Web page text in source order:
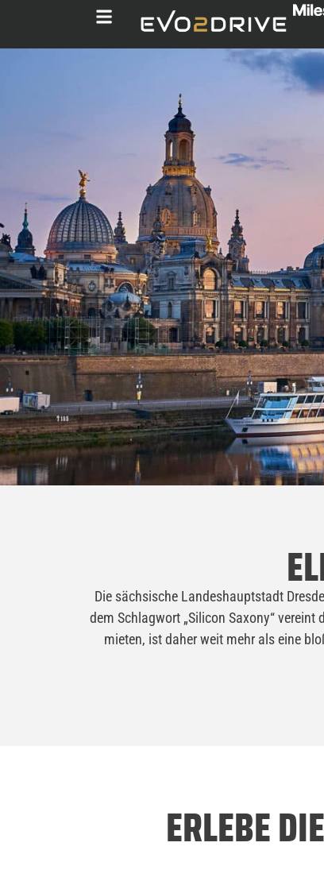
Die sächsische Landeshauptstadt
dem Schlagwort „Silicon Saxony“
mieten, ist daher weit mehr als eine
ERLEBE